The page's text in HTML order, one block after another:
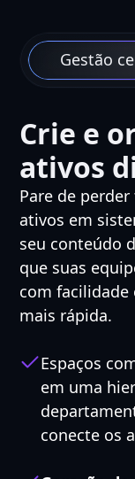
Gestão
Crie e
ativos
Pare de
ativos em
seu conteúdo
que suas
com
mais rápida.
Espaços
em uma
conecte os